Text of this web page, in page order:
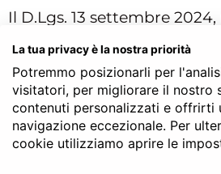
Il D.Lgs. 13 settembre 2024,
modificato l'
art. 37 del
introducendo anche per le
innovative l'accesso agli
regolazione dellacrisi e
liquidazione giudiziale.
La tua privacy è la nostra priorità
Potremmo posizionarli per
visitatori, per migliorare il nostro
contenuti personalizzati e offrirti
navigazione eccezionale. Per
cookie utilizziamo aprire le